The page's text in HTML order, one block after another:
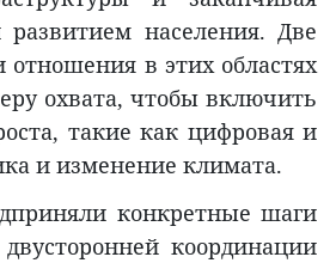
развитием населения. Две
отношения в этих областях
охвата, чтобы включить
такие как цифровая и
и изменение климата.
конкретные шаги
координации